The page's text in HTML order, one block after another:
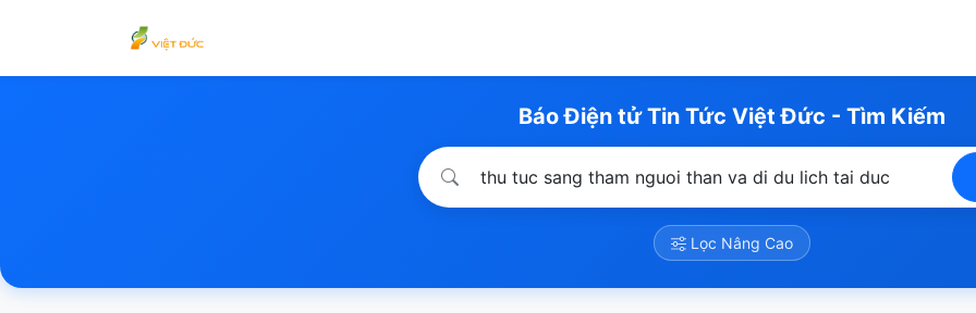
Báo Điện tử Tin Tức Việt Đức - Tìm Kiếm
Lọc Nâng Cao